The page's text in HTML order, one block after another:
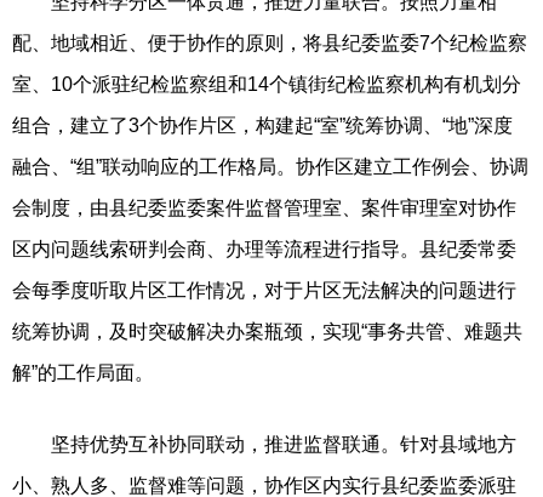
配、地域相近、便于协作的原则，将县纪委监委7个纪检监察
室、10个派驻纪检监察组和14个镇街纪检监察机构有机划分
组合，建立了3个协作片区，构建起“室”统筹协调、“地”深度
融合、“组”联动响应的工作格局。协作区建立工作例会、协调
会制度，由县纪委监委案件监督管理室、案件审理室对协作
区内问题线索研判会商、办理等流程进行指导。县纪委常委
会每季度听取片区工作情况，对于片区无法解决的问题进行
统筹协调，及时突破解决办案瓶颈，实现“事务共管、难题共
解”的工作局面。
坚持优势互补协同联动，推进监督联通。针对县域地方
小、熟人多、监督难等问题，协作区内实行县纪委监委派驻